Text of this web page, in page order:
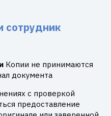
сотрудник
Копии не принимаются
документа
с проверкой
предоставление